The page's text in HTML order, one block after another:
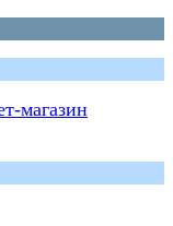
магазин